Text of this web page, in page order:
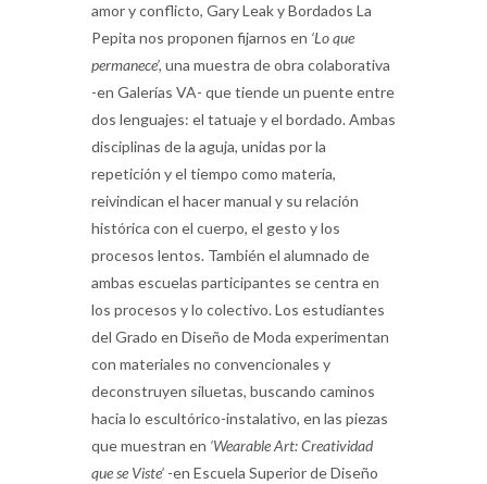
amor y conflicto, Gary Leak y Bordados La
Pepita nos proponen fijarnos en ‘Lo que
permanece’, una muestra de obra colaborativa
-en Galerías VA- que tiende un puente entre
dos lenguajes: el tatuaje y el bordado. Ambas
disciplinas de la aguja, unidas por la
repetición y el tiempo como materia,
reivindican el hacer manual y su relación
histórica con el cuerpo, el gesto y los
procesos lentos. También el alumnado de
ambas escuelas participantes se centra en
los procesos y lo colectivo. Los estudiantes
del Grado en Diseño de Moda experimentan
con materiales no convencionales y
deconstruyen siluetas, buscando caminos
hacia lo escultórico-instalativo, en las piezas
que muestran en ‘Wearable Art: Creatividad
que se Viste’ -en Escuela Superior de Diseño